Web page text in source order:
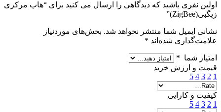
اولین نفری باشید که دیدگاهی را ارسال می کنید برای “هاب مرکزی
زیگبی(ZigBee)”
نشانی ایمیل شما منتشر نخواهد شد. بخش‌های موردنیاز
علامت‌گذاری شده‌اند *
امتیاز شما *
قیمت و ارزش خرید
1
2
3
4
5
کیفیت و کارایی
1
2
3
4
5